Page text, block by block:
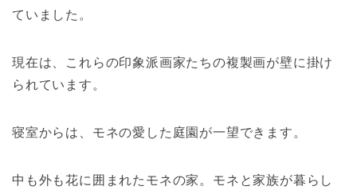
ていました。
現在は、これらの印象派画家たちの複製画が壁に掛け
られています。
寝室からは、モネの愛した庭園が一望できます。
中も外も花に囲まれたモネの家。モネと家族が暮らし